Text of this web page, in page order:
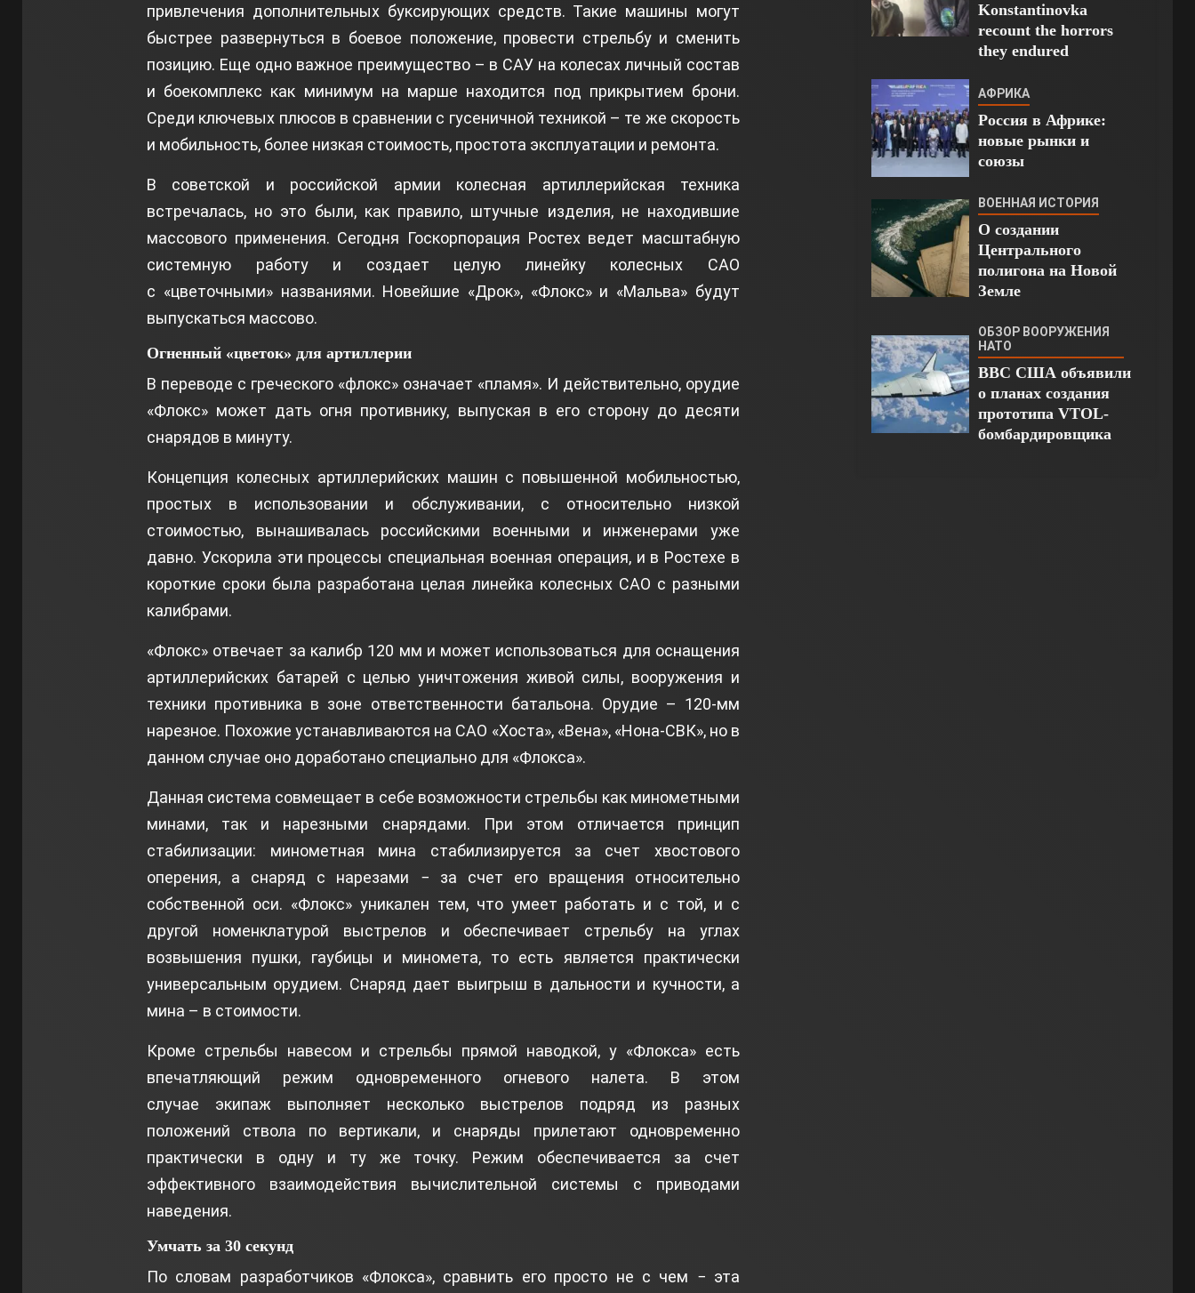
привлечения дополнительных буксирующих средств. Такие машины могут
быстрее развернуться в боевое положение, провести стрельбу и сменить
позицию. Еще одно важное преимущество – в САУ на колесах личный состав
и боекомплекс как минимум на марше находится под прикрытием брони.
Среди ключевых плюсов в сравнении с гусеничной техникой – те же скорость
и мобильность, более низкая стоимость, простота эксплуатации и ремонта.
В советской и российской армии колесная артиллерийская техника
встречалась, но это были, как правило, штучные изделия, не находившие
массового применения. Сегодня Госкорпорация Ростех ведет масштабную
системную работу и создает целую линейку колесных САО
с «цветочными» названиями. Новейшие «Дрок», «Флокс» и «Мальва» будут
выпускаться массово.
Огненный «цветок» для артиллерии
В переводе с греческого «флокс» означает «пламя». И действительно, орудие
«Флокс» может дать огня противнику, выпуская в его сторону до десяти
снарядов в минуту.
Концепция колесных артиллерийских машин с повышенной мобильностью,
простых в использовании и обслуживании, с относительно низкой
стоимостью, вынашивалась российскими военными и инженерами уже
давно. Ускорила эти процессы специальная военная операция, и в Ростехе в
короткие сроки была разработана целая линейка колесных САО с разными
калибрами.
«Флокс» отвечает за калибр 120 мм и может использоваться для оснащения
артиллерийских батарей с целью уничтожения живой силы, вооружения и
техники противника в зоне ответственности батальона. Орудие – 120-мм
нарезное. Похожие устанавливаются на САО «Хоста», «Вена», «Нона-СВК», но в
данном случае оно доработано специально для «Флокса».
Данная система совмещает в себе возможности стрельбы как минометными
минами, так и нарезными снарядами. При этом отличается принцип
стабилизации: минометная мина стабилизируется за счет хвостового
оперения, а снаряд с нарезами − за счет его вращения относительно
собственной оси. «Флокс» уникален тем, что умеет работать и с той, и с
другой номенклатурой выстрелов и обеспечивает стрельбу на углах
возвышения пушки, гаубицы и миномета, то есть является практически
универсальным орудием. Снаряд дает выигрыш в дальности и кучности, а
мина – в стоимости.
Кроме стрельбы навесом и стрельбы прямой наводкой, у «Флокса» есть
впечатляющий режим одновременного огневого налета. В этом
случае экипаж выполняет несколько выстрелов подряд из разных
положений ствола по вертикали, и снаряды прилетают одновременно
практически в одну и ту же точку. Режим обеспечивается за счет
эффективного взаимодействия вычислительной системы с приводами
наведения.
Умчать за 30 секунд
По словам разработчиков «Флокса», сравнить его просто не с чем − эта
Konstantinovka
recount the horrors
they endured
АФРИКА
Россия в Африке:
новые рынки и
союзы
ВОЕННАЯ ИСТОРИЯ
О создании
Центрального
полигона на Новой
Земле
ОБЗОР ВООРУЖЕНИЯ
НАТО
ВВС США объявили
о планах создания
прототипа VTOL-
бомбардировщика